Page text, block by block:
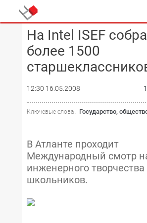
На Intel ISEF
более 1500
12:30 16.05.2008
Ключевые слова : Государство,
В Атланте проходит
Международный смотр
инженерного творчества
школьников.